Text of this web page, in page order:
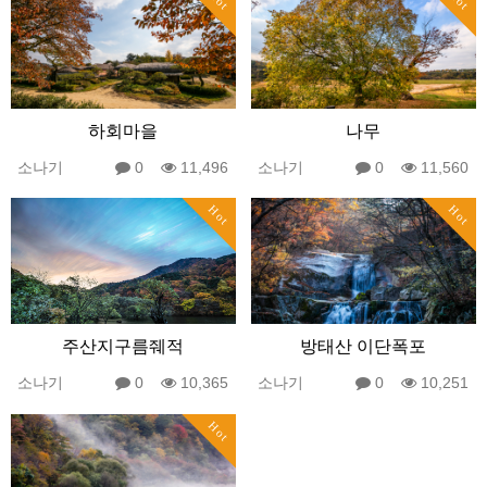
하회마을
소나기 0 11,496
나무
소나기 0 11,560
Hot
주산지구름줴적
소나기 0 10,365
Hot
방태산 이단폭포
소나기 0 10,251
Hot